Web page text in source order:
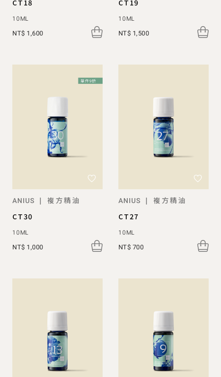
CT18
10ML
NT$ 1,600
CT19
10ML
NT$ 1,500
ANIUS |
複方精油
CT30
10ML
NT$ 1,000
ANIUS |
複方精油
CT27
10ML
NT$ 700